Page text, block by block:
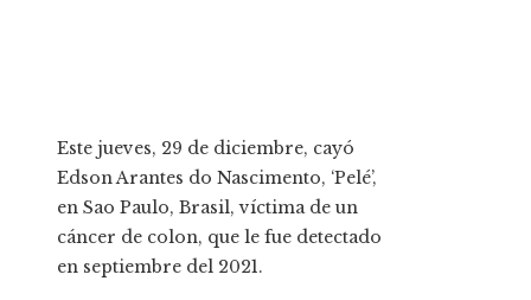
Este jueves, 29 de diciembre, cayó
Edson Arantes do Nascimento, ‘Pelé’,
en Sao Paulo, Brasil, víctima de un
cáncer de colon, que le fue detectado
en septiembre del 2021.